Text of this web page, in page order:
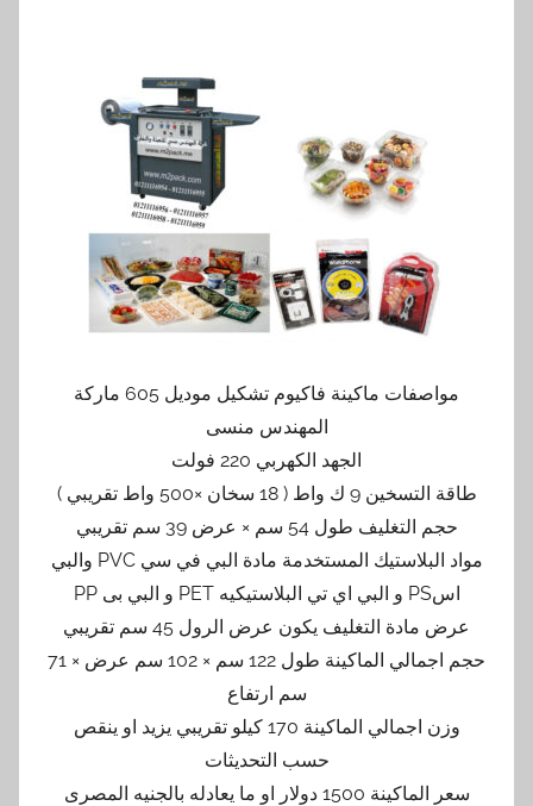
مواصفات ماكينة فاكيوم تشكيل موديل 605 ماركة
المهندس منسى
الجهد الكهربي 220 فولت
طاقة التسخين 9 ك واط ( 18 سخان ×500 واط تقريبي )
حجم التغليف طول 54 سم × عرض 39 سم تقريبي
مواد البلاستيك المستخدمة مادة البي في سي PVC والبي
اسPS و البي اي تي البلاستيكيه PET و البي بى PP
عرض مادة التغليف يكون عرض الرول 45 سم تقريبي
حجم اجمالي الماكينة طول 122 سم × 102 سم عرض × 71
سم ارتفاع
وزن اجمالي الماكينة 170 كيلو تقريبي يزيد او ينقص
حسب التحديثات
سعر الماكينة 1500 دولار او ما يعادله بالجنيه المصرى